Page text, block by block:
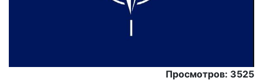
Просмотров: 3525